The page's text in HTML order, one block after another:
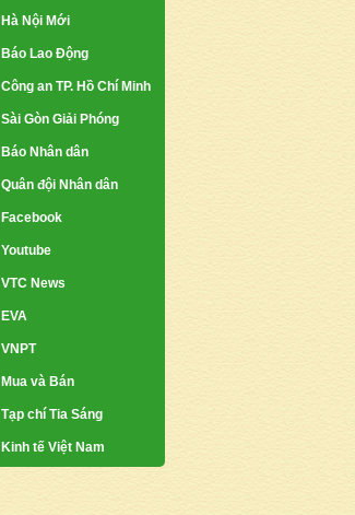
Hà Nội Mới
Báo Lao Động
Công an TP. Hồ Chí Minh
Sài Gòn Giải Phóng
Báo Nhân dân
Quân đội Nhân dân
Facebook
Youtube
VTC News
EVA
VNPT
Mua và Bán
Tạp chí Tia Sáng
Kinh tế Việt Nam